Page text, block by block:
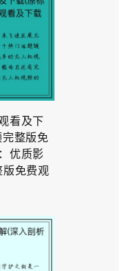
看及下
整版免
优质影
免费观